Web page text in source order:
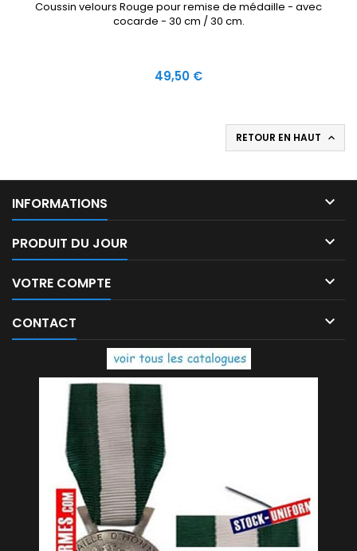
Coussin velours Rouge pour remise de médaille - avec
cocarde - 30 cm / 30 cm.
Prix
49,50 €
RETOUR EN HAUT 
INFORMATIONS 
PRODUIT DU JOUR 
VOTRE COMPTE 
CONTACT 